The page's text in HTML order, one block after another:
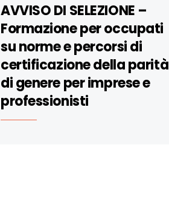
AVVISO DI SELEZIONE –
Formazione per occupati
su norme e percorsi di
certificazione della parità
di genere per imprese e
professionisti